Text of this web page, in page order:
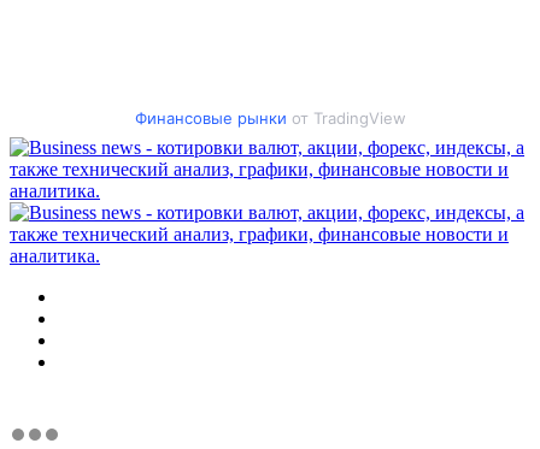
Финансовые рынки от TradingView